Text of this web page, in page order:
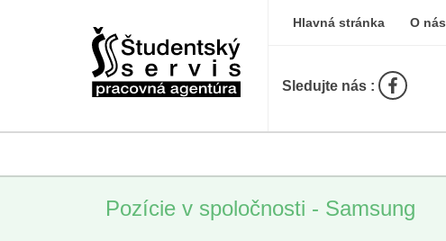
Hlavná stránka O nás
Sledujte nás :
Pozície v spoločnosti - Samsung